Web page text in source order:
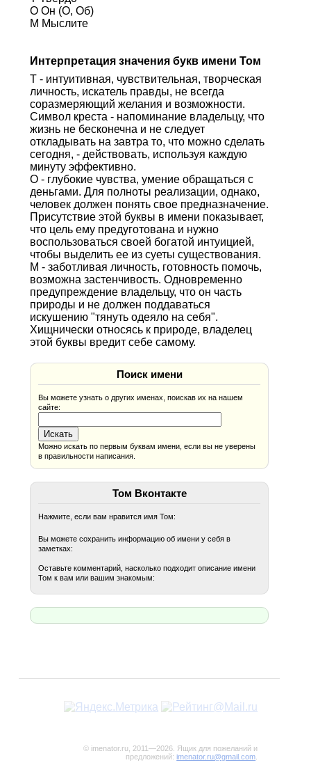
О Он (О, Об)
М Мыслите
Интерпретация значения букв имени Том
Т - интуитивная, чувствительная, творческая
личность, искатель правды, не всегда
соразмеряющий желания и возможности.
Символ креста - напоминание владельцу, что
жизнь не бесконечна и не следует
откладывать на завтра то, что можно сделать
сегодня, - действовать, используя каждую
минуту эффективно.
О - глубокие чувства, умение обращаться с
деньгами. Для полноты реализации, однако,
человек должен понять свое предназначение.
Присутствие этой буквы в имени показывает,
что цель ему предуготована и нужно
воспользоваться своей богатой интуицией,
чтобы выделить ее из суеты существования.
М - заботливая личность, готовность помочь,
возможна застенчивость. Одновременно
предупреждение владельцу, что он часть
природы и не должен поддаваться
искушению "тянуть одеяло на себя".
Хищнически относясь к природе, владелец
этой буквы вредит себе самому.
Поиск имени
Вы можете узнать о других именах, поискав их на нашем
сайте:
Можно искать по первым буквам имени, если вы не уверены
в правильности написания.
Том Вконтакте
Нажмите, если вам нравится имя Том:
Вы можете сохранить информацию об имени у себя в
заметках:
Оставьте комментарий, насколько подходит описание имени
Том к вам или вашим знакомым:
© imenator.ru, 2011—2026. Ящик для пожеланий и
предложений:imenator.ru@gmail.com